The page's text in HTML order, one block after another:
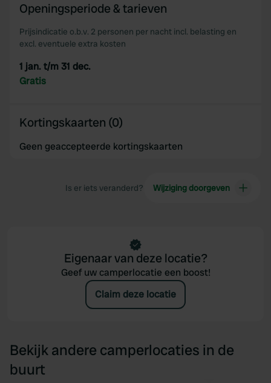
Openingsperiode & tarieven
Prijsindicatie o.b.v. 2 personen per nacht incl. belasting en
excl. eventuele extra kosten
1 jan. t/m 31 dec.
Gratis
Kortingskaarten (0)
Geen geaccepteerde kortingskaarten
Is er iets veranderd? Wijziging doorgeven
Eigenaar van deze locatie?
Geef uw camperlocatie een boost!
Claim deze locatie
Bekijk andere camperlocaties in de
buurt